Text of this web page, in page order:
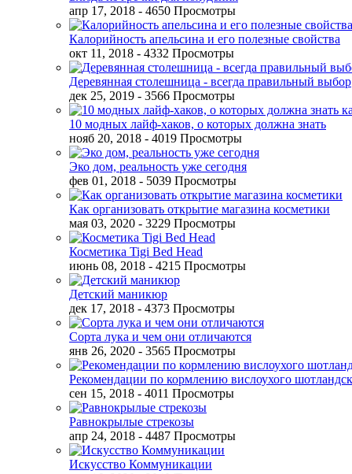
апр 17, 2018 - 4650 Просмотры
Калорийность апельсина и его полезные свойства
окт 11, 2018 - 4332 Просмотры
Деревянная столешница - всегда правильный выбор
дек 25, 2019 - 3566 Просмотры
10 модных лайф-хаков, о которых должна знать
нояб 20, 2018 - 4019 Просмотры
Эко дом, реальность уже сегодня
фев 01, 2018 - 5039 Просмотры
Как организовать открытие магазина косметики
мая 03, 2020 - 3229 Просмотры
Косметика Tigi Bed Head
июнь 08, 2018 - 4215 Просмотры
Детский маникюр
дек 17, 2018 - 4373 Просмотры
Сорта лука и чем они отличаются
янв 26, 2020 - 3565 Просмотры
Рекомендации по кормлению вислоухого
сен 15, 2018 - 4011 Просмотры
Равнокрылые стрекозы
апр 24, 2018 - 4487 Просмотры
Искусство Коммуникации